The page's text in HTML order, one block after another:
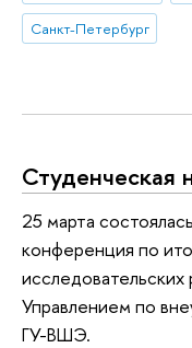
Санкт-Петербург
Студенческая
25 марта
конференция по
исследовательских
Управлением по
ГУ-ВШЭ.